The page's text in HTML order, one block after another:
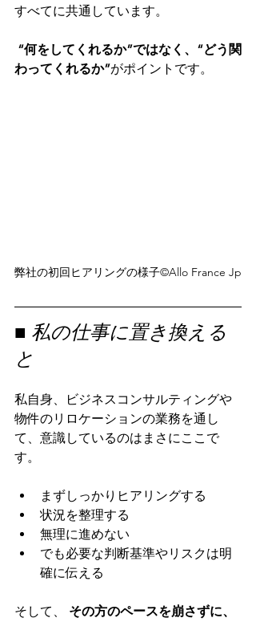
すべてに共通しています。
“何をしてくれるか”ではなく、“どう関
わってくれるか”がポイントです。
弊社の初回ヒアリングの様子©️Allo France Jp
■ 私の仕事に置き換える
と
私自身、ビジネスコンサルティングや
物件のリロケーションの業務を通し
て、意識しているのはまさにここで
す。
まずしっかりヒアリングする
状況を整理する
無理に進めない
でも必要な判断基準やリスクは明
確に伝える
そして、 その方のペースを崩さずに、